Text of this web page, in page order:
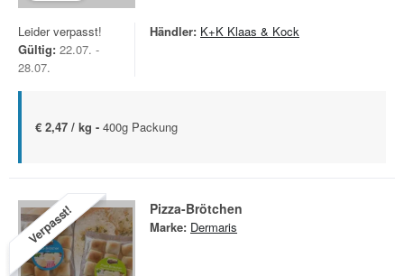
Leider verpasst!
Gültig: 22.07. -
28.07.
Händler: K+K Klaas & Kock
€ 2,47 / kg - 400g Packung
Verpasst! Pizza-Brötchen
Marke: Dermaris